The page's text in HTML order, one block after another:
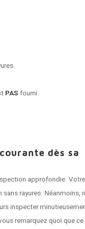
PAS fourni.
dès sa
approfondie.
rayures. Néanmoins,
inspecter
remarquez quoi que